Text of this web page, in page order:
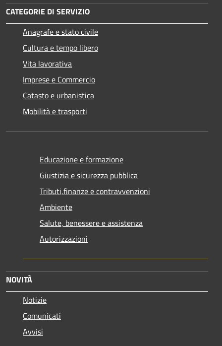
CATEGORIE DI SERVIZIO
Anagrafe e stato civile
Cultura e tempo libero
Vita lavorativa
Imprese e Commercio
Catasto e urbanistica
Mobilità e trasporti
Educazione e formazione
Giustizia e sicurezza pubblica
Tributi,finanze e contravvenzioni
Ambiente
Salute, benessere e assistenza
Autorizzazioni
NOVITÀ
Notizie
Comunicati
Avvisi